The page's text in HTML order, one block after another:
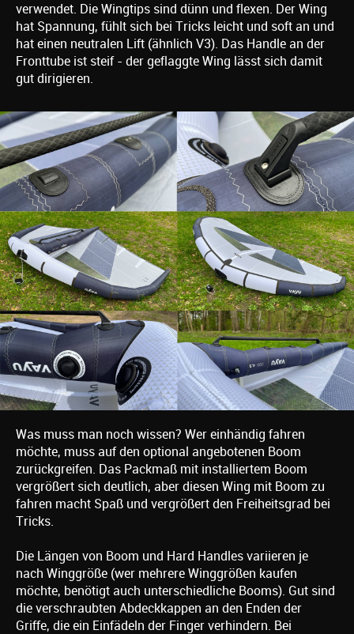
verwendet. Die Wingtips sind dünn und flexen. Der Wing
hat Spannung, fühlt sich bei Tricks leicht und soft an und
hat einen neutralen Lift (ähnlich V3). Das Handle an der
Fronttube ist steif - der geflaggte Wing lässt sich damit
gut dirigieren.
Was muss man noch wissen? Wer einhändig fahren
möchte, muss auf den optional angebotenen Boom
zurückgreifen. Das Packmaß mit installiertem Boom
vergrößert sich deutlich, aber diesen Wing mit Boom zu
fahren macht Spaß und vergrößert den Freiheitsgrad bei
Tricks.
Die Längen von Boom und Hard Handles variieren je
nach Winggröße (wer mehrere Winggrößen kaufen
möchte, benötigt auch unterschiedliche Booms). Gut sind
die verschraubten Abdeckkappen an den Enden der
Griffe, die ein Einfädeln der Finger verhindern. Bei